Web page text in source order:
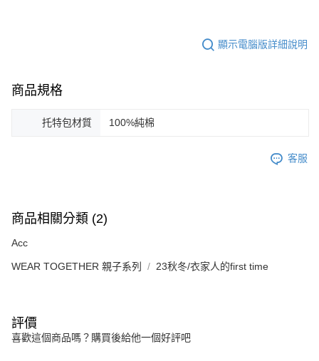
顯示電腦版詳細說明
商品規格
托特包材質 100%純棉
客服
商品相關分類 (2)
Acc
WEAR TOGETHER 親子系列 23秋冬/衣家人的first time
評價
喜歡這個商品嗎？購買後給他一個好評吧